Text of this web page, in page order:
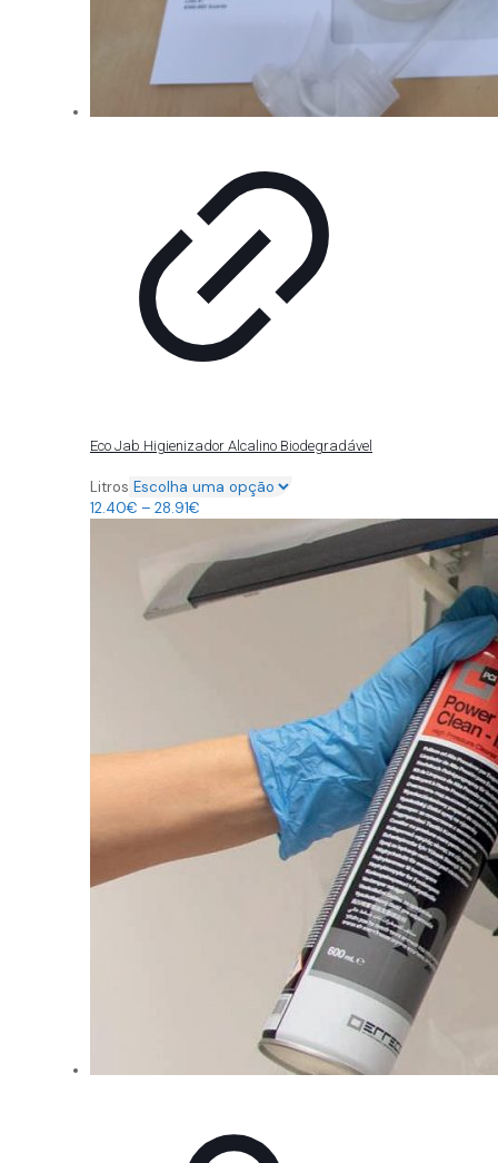
Eco Jab Higienizador Alcalino Biodegradável
Litros
12.40€ – 28.91€